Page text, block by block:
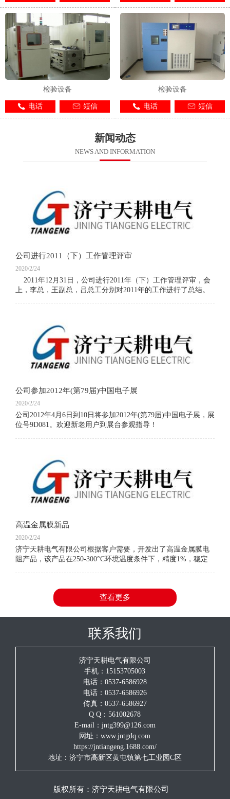
检验设备
电话 短信
检验设备
电话 短信
新闻动态
NEWS AND INFORMATION
公司进行2011（下）工作管理评审
2020/2/24
2011年12月31日，公司进行2011年（下）工作管理评审，会
上，李总，王副总，吕总工分别对2011年的工作进行了总结。
公司参加2012年(第79届)中国电子展
2020/2/24
公司2012年4月6日到10日将参加2012年(第79届)中国电子展，展
位号9D081。欢迎新老用户到展台参观指导！
高温金属膜新品
2020/2/24
济宁天耕电气有限公司根据客户需要，开发出了高温金属膜电
阻产品，该产品在250-300°C环境温度条件下，精度1%，稳定
查看更多
联系我们
济宁天耕电气有限公司
手机：15153705003
电话：0537-6586928
电话：0537-6586926
传真：0537-6586927
Q Q：561002678
E-mail：jntg399@126.com
网址：www.jntgdq.com
https://jntiangeng.1688.com/
地址：济宁市高新区黄屯镇第七工业园C区
版权所有： 济宁天耕电气有限公司